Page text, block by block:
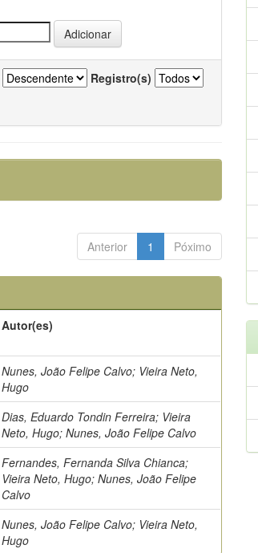
Registro(s)
Anterior 1 Póximo
Autor(es)
Nunes, João Felipe Calvo; Vieira Neto,
Hugo
Dias, Eduardo Tondin Ferreira; Vieira
Neto, Hugo; Nunes, João Felipe Calvo
Fernandes, Fernanda Silva Chianca;
Vieira Neto, Hugo; Nunes, João Felipe
Calvo
Nunes, João Felipe Calvo; Vieira Neto,
Hugo